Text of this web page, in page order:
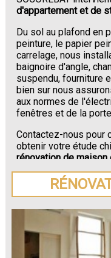
d'appartement et de
Du sol au plafond en
peinture, le papier
carrelage, nous
baignoire d'angle,
suspendu, fourniture
bien sur nous
aux normes de
fenêtres et de la
Contactez-nous pour
obtenir votre étude
rénovation de
Coulaines.